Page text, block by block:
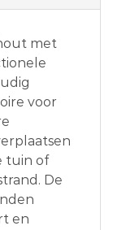
met
voor
tuin of
De
en